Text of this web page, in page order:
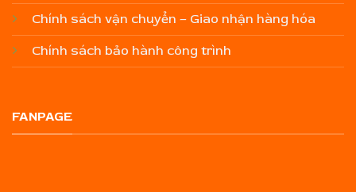
Chính sách vận chuyển – Giao nhận hàng hóa
Chính sách bảo hành công trình
FANPAGE